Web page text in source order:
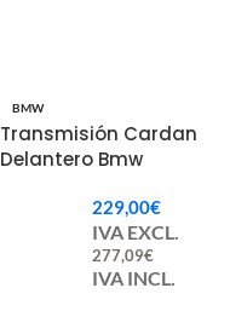
BMW
Transmisión Cardan
Delantero Bmw
229,00€
IVA EXCL.
277,09€
IVA INCL.